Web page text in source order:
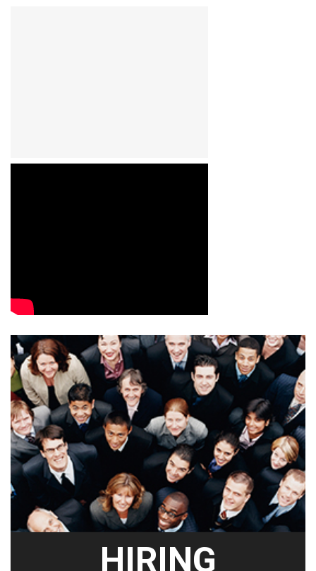
HIRING